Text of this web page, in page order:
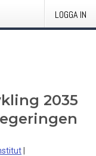
LOGGA IN
2035